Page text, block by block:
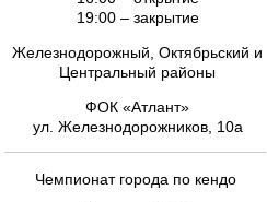
19:00 – закрытие
Железнодорожный, Октябрьский и
Центральный районы
ФОК «Атлант»
ул. Железнодорожников, 10а
Чемпионат города по кендо